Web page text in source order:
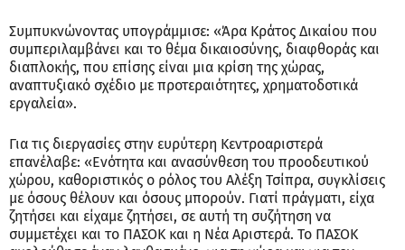
Συμπυκνώνοντας υπογράμμισε: «Άρα Κράτος Δικαίου που
συμπεριλαμβάνει και το θέμα δικαιοσύνης, διαφθοράς και
διαπλοκής, που επίσης είναι μια κρίση της χώρας,
αναπτυξιακό σχέδιο με προτεραιότητες, χρηματοδοτικά
εργαλεία».
Για τις διεργασίες στην ευρύτερη Κεντροαριστερά
επανέλαβε: «Ενότητα και ανασύνθεση του προοδευτικού
χώρου, καθοριστικός ο ρόλος του Αλέξη Τσίπρα, συγκλίσεις
με όσους θέλουν και όσους μπορούν. Γιατί πράγματι, είχα
ζητήσει και είχαμε ζητήσει, σε αυτή τη συζήτηση να
συμμετέχει και το ΠΑΣΟΚ και η Νέα Αριστερά. Το ΠΑΣΟΚ